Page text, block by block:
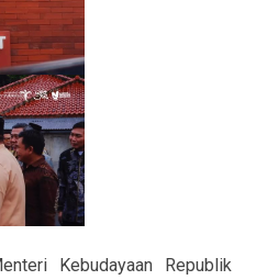
Kebudayaan Republik